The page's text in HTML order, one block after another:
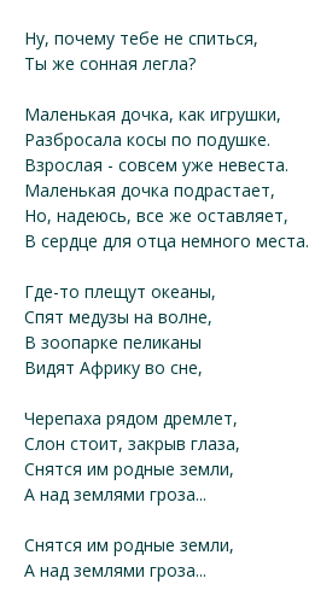
Ну, почему тебе не спиться,
Ты же сонная легла?
Маленькая дочка, как игрушки,
Разбросала косы по подушке.
Взрослая - совсем уже невеста.
Маленькая дочка подрастает,
Но, надеюсь, все же оставляет,
В сердце для отца немного места.
Где-то плещут океаны,
Спят медузы на волне,
В зоопарке пеликаны
Видят Африку во сне,
Черепаха рядом дремлет,
Слон стоит, закрыв глаза,
Снятся им родные земли,
А над землями гроза...
Снятся им родные земли,
А над землями гроза...